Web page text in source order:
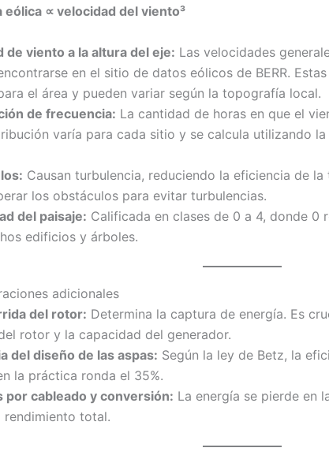
eólica ∝ velocidad del viento³
de viento a la altura del eje: Las velocidades
en el sitio de datos eólicos de BERR.
el área y pueden variar según la topografía local.
de frecuencia: La cantidad de horas en que el
varía para cada sitio y se calcula utilizando
Causan turbulencia, reduciendo la eficiencia de
los obstáculos para evitar turbulencias.
del paisaje: Calificada en clases de 0 a 4, donde 0
edificios y árboles.
adicionales
del rotor: Determina la captura de energía. Es
rotor y la capacidad del generador.
del diseño de las aspas: Según la ley de Betz, la
la práctica ronda el 35%.
por cableado y conversión: La energía se pierde en
rendimiento total.